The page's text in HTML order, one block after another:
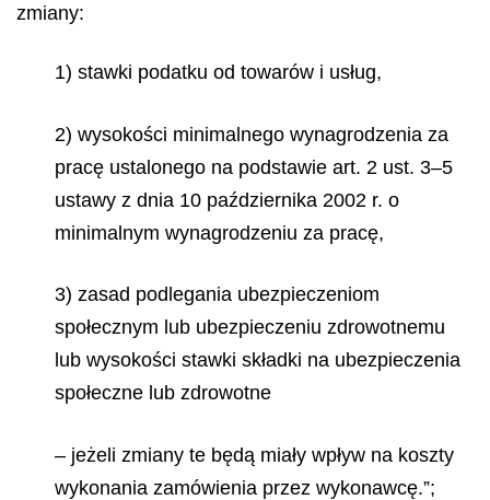
zmiany:
1) stawki podatku od towarów i usług,
2) wysokości minimalnego wynagrodzenia za
pracę ustalonego na podstawie art. 2 ust. 3–5
ustawy z dnia 10 października 2002 r. o
minimalnym wynagrodzeniu za pracę,
3) zasad podlegania ubezpieczeniom
społecznym lub ubezpieczeniu zdrowotnemu
lub wysokości stawki składki na ubezpieczenia
społeczne lub zdrowotne
– jeżeli zmiany te będą miały wpływ na koszty
wykonania zamówienia przez wykonawcę.”;